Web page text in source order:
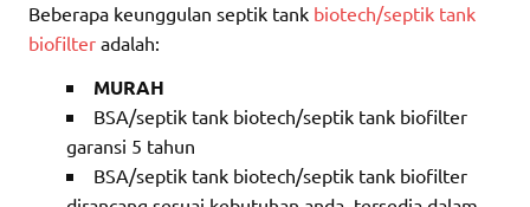
Beberapa keunggulan septik tank biotech/septik tank
biofilter adalah:
MURAH
BSA/septik tank biotech/septik tank biofilter
garansi 5 tahun
BSA/septik tank biotech/septik tank biofilter